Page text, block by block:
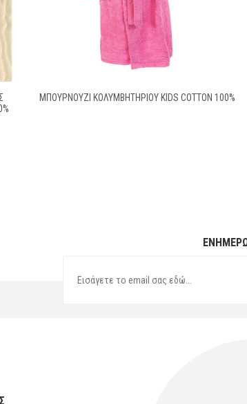
ΜΠΟΥΡΝΟΥΖΙ ΚΟΛΥΜΒΗΤΗΡΙΟΥ KIDS COTTON 100%